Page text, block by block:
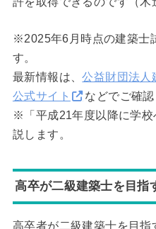
※2025年6月時点の建築士
す。
最新情報は、公益財団法人
公式サイト
などでご確
※「平成21年度以降に学
説します。
高卒が二級建築士を目指
高卒者が二級建築士を目